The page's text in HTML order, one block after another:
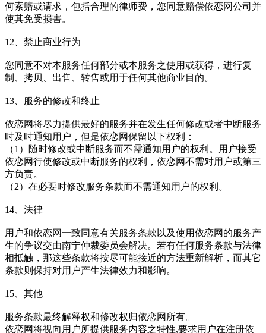
何索赔或请求，包括合理的律师费，您同意赔偿依恋网公司并
使其免受损害。
12、禁止商业行为
您同意不对本服务任何部分或本服务之使用或获得，进行复
制、拷贝、出售、转售或用于任何其他商业目的。
13、服务的修改和终止
依恋网将尽力提供最好的服务并在发生任何修改或者中断服务
时及时通知用户，但是依恋网保留以下权利：
（1）随时修改或中断服务而不需通知用户的权利。用户接受
依恋网行使修改或中断服务的权利，依恋网不需对用户或第三
方负责。
（2）在必要时修改服务条款而不需通知用户的权利。
14、法律
用户和依恋网一致同意有关服务条款以及使用依恋网的服务产
生的争议交由南宁仲裁委员会解决。若有任何服务条款与法律
相抵触，那这些条款将按尽可能接近的方法重新解析，而其它
条款则保持对用户产生法律效力和影响。
15、其他
服务条款最终解释权和修改权归依恋网所有。
依恋网将视向用户所提供服务内容之特性,要求用户在注册依